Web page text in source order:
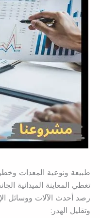
طبيعة ونوعية المعدات
تغطي المعاينة الميدانية
رصد أحدث الآلات ووسائل
وتقليل الهدر: